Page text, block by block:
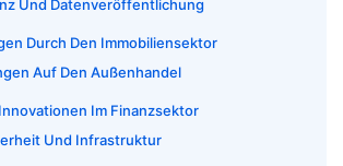
Und Datenveröffentlichung
Durch Den Immobiliensektor
Auf Den Außenhandel
Im Finanzsektor
Und Infrastruktur